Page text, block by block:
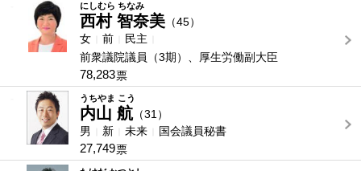
にしむら ちなみ
西村 智奈美 （45）
女
前
民主
前衆議院議員（3期）、厚生労働副大臣
78,283票
うちやま こう
内山 航 （31）
男
新 未来 国会議員秘書
27,749票